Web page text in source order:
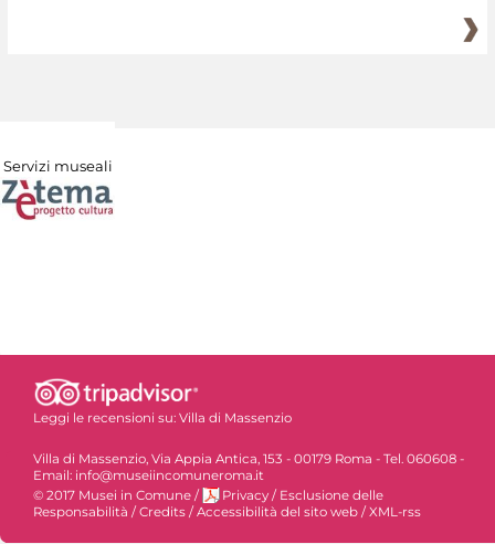
Servizi museali
Leggi le recensioni su: Villa di Massenzio
Villa di Massenzio, Via Appia Antica, 153 - 00179 Roma - Tel. 060608 -
Email: info@museiincomuneroma.it
© 2017 Musei in Comune / Privacy / Esclusione delle
Responsabilità / Credits / Accessibilità del sito web / XML-rss